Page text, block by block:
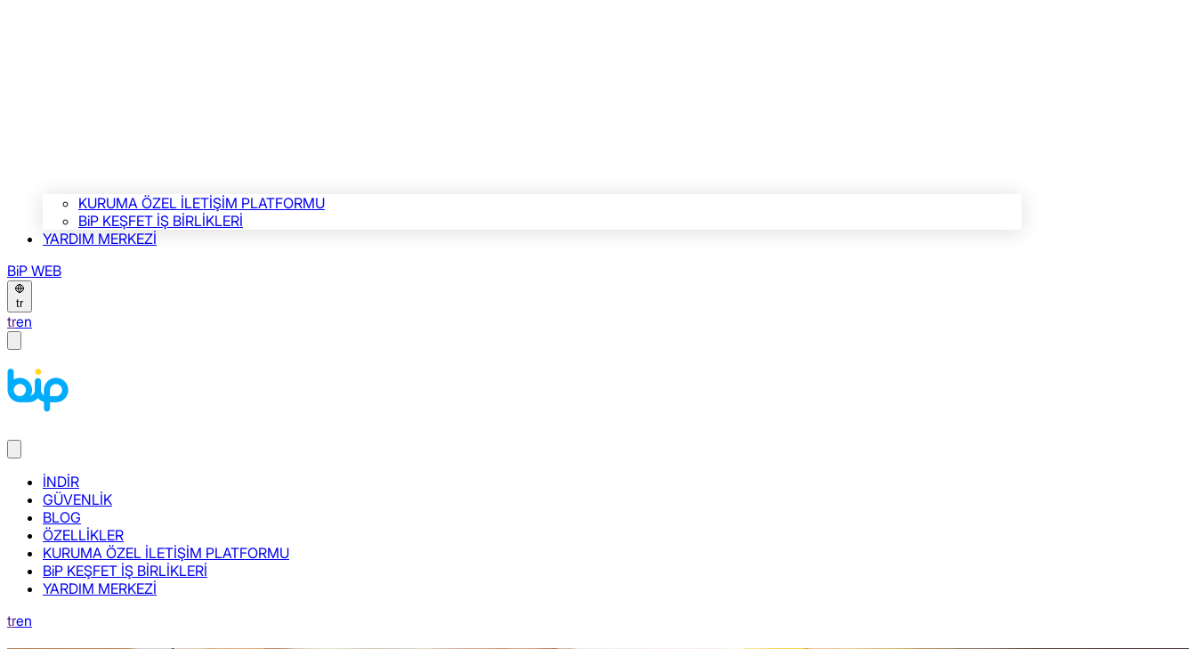
KURUMA ÖZEL İLETİŞİM PLATFORMU
BiP KEŞFET İŞ BİRLİKLERİ
YARDIM MERKEZİ
BiP WEB
tr
tren
İNDİR
GÜVENLİK
BLOG
ÖZELLİKLER
KURUMA ÖZEL İLETİŞİM PLATFORMU
BiP KEŞFET İŞ BİRLİKLERİ
YARDIM MERKEZİ
tren